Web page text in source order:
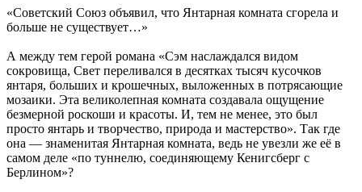
«Советский Союз объявил, что Янтарная комната сгорела и
больше не существует…»
А между тем герой романа «Сэм наслаждался видом
сокровища, Свет переливался в десятках тысяч кусочков
янтаря, больших и крошечных, выложенных в потрясающие
мозаики. Эта великолепная комната создавала ощущение
безмерной роскоши и красоты. И, тем не менее, это был
просто янтарь и творчество, природа и мастерство». Так где
она — знаменитая Янтарная комната, ведь не увезли же её в
самом деле «по туннелю, соединяющему Кенигсберг с
Берлином»?